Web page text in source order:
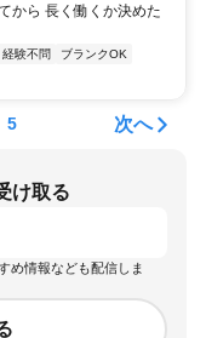
から 長く働くか決めた
経験不問
ブランクOK
5 次へ
け取る
め情報なども配信しま